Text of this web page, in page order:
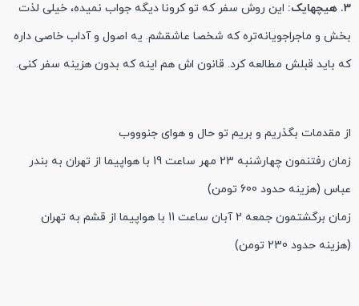
3. هیچهایک:
این روش سفر که تو کرونا دیگه جواب نمیده، خیلی لذت
بخش و ماجراجویانه‌تره که شخصا عاشقشم. یه اصول و آداب خاصی داره
که باید قبلش مطالعه کرد. قانون اش هم اینه که بدون هزینه سفر کنی.
از مقدمات بگذریم و بریم تو حال و هوای جنوووب
زمان رفتنمون چهارشنبه 23 مهر ساعت 19 با هواپیما از تهران به بندر
عباس (هزینه حدود 600 تومن)
زمان برگشتمون جمعه 2 آبان ساعت 11 با هواپیما از قشم به تهران
(هزینه حدود 230 تومن)